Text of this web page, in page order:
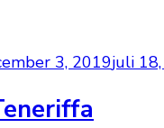
3, 2019juli